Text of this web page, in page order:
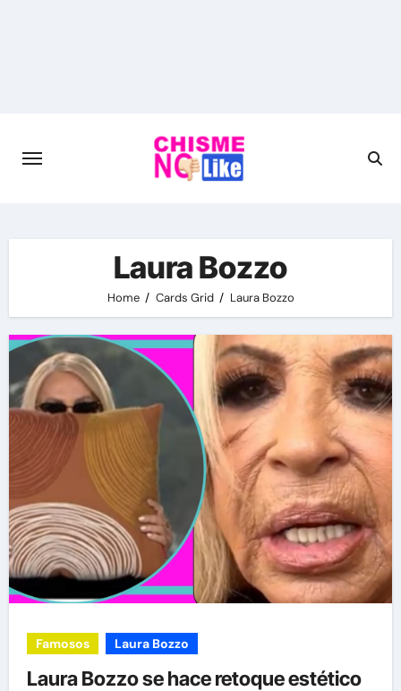
Laura Bozzo
Home Cards Grid Laura Bozzo
Famosos Laura Bozzo
Laura Bozzo se hace retoque estético